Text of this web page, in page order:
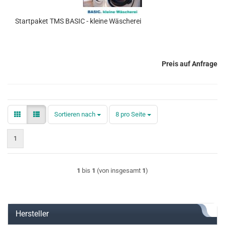
Startpaket TMS BASIC - kleine Wäscherei
Preis auf Anfrage
Sortieren nach
Sortieren nach 8 pro Seite
pro Seite
1
1 bis 1 (von insgesamt 1)
Hersteller